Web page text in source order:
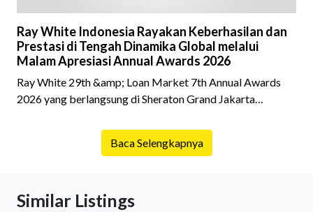
Ray White Indonesia Rayakan Keberhasilan dan
Prestasi di Tengah Dinamika Global melalui
Malam Apresiasi Annual Awards 2026
Ray White 29th &amp; Loan Market 7th Annual Awards
2026 yang berlangsung di Sheraton Grand Jakarta
istimewa bagi para pelaku industri properti dan keuangan.
Lebih dari 400 marketing executives dan principals
menghidupkan suasana, acara ini dihadiri oleh Country
Baca Selengkapnya
Similar Listings